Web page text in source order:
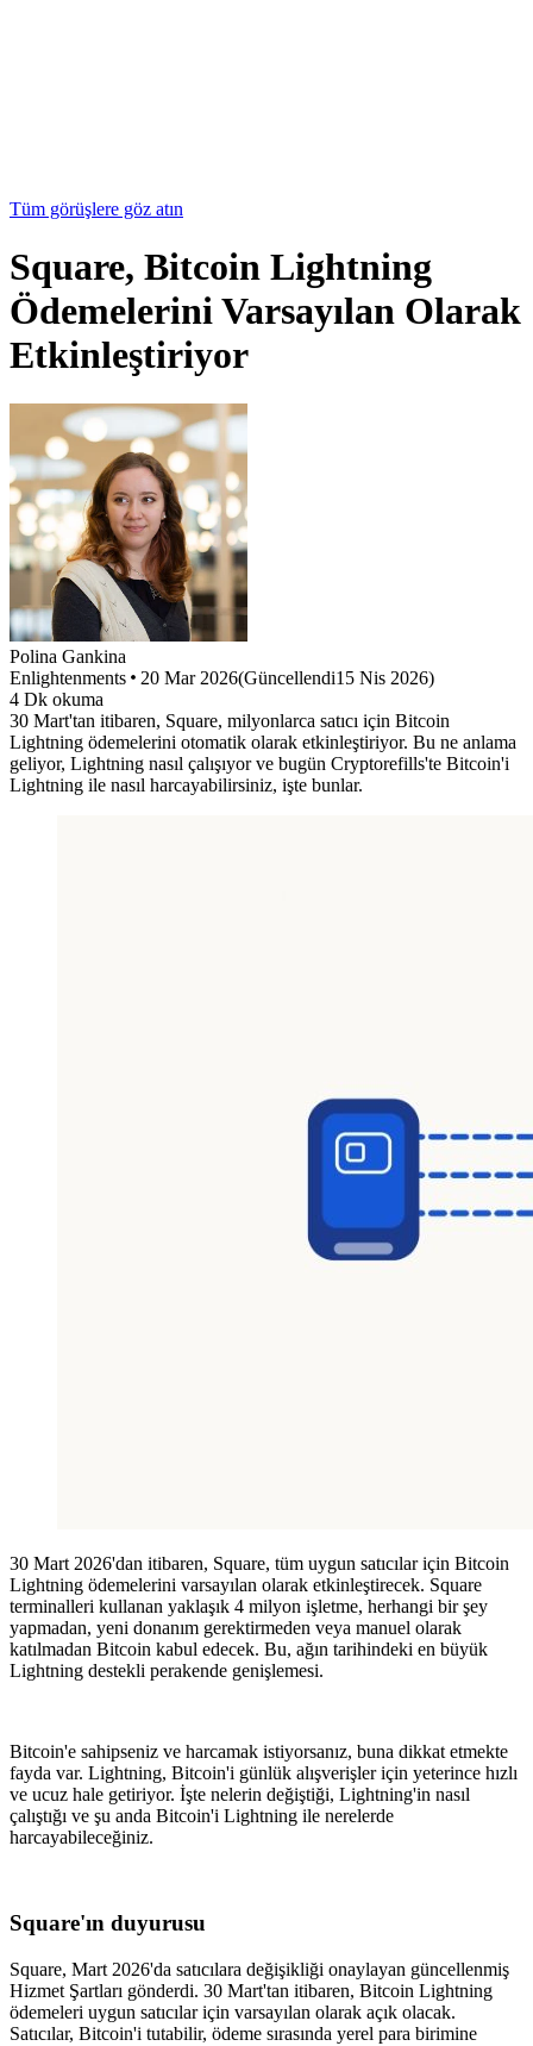
Tüm görüşlere göz atın
Square, Bitcoin Lightning
Ödemelerini Varsayılan Olarak
Etkinleştiriyor
Polina Gankina
Enlightenments
20 Mar 2026(Güncellendi15 Nis 2026)
4 Dk okuma
30 Mart'tan itibaren, Square, milyonlarca satıcı için Bitcoin
Lightning ödemelerini otomatik olarak etkinleştiriyor. Bu ne anlama
geliyor, Lightning nasıl çalışıyor ve bugün Cryptorefills'te Bitcoin'i
Lightning ile nasıl harcayabilirsiniz, işte bunlar.
30 Mart 2026'dan itibaren, Square, tüm uygun satıcılar için Bitcoin
Lightning ödemelerini varsayılan olarak etkinleştirecek. Square
terminalleri kullanan yaklaşık 4 milyon işletme, herhangi bir şey
yapmadan, yeni donanım gerektirmeden veya manuel olarak
katılmadan Bitcoin kabul edecek. Bu, ağın tarihindeki en büyük
Lightning destekli perakende genişlemesi.
Bitcoin'e sahipseniz ve harcamak istiyorsanız, buna dikkat etmekte
fayda var. Lightning, Bitcoin'i günlük alışverişler için yeterince hızlı
ve ucuz hale getiriyor. İşte nelerin değiştiği, Lightning'in nasıl
çalıştığı ve şu anda Bitcoin'i Lightning ile nerelerde
harcayabileceğiniz.
Square'ın duyurusu
Square, Mart 2026'da satıcılara değişikliği onaylayan güncellenmiş
Hizmet Şartları gönderdi. 30 Mart'tan itibaren, Bitcoin Lightning
ödemeleri uygun satıcılar için varsayılan olarak açık olacak.
Satıcılar, Bitcoin'i tutabilir, ödeme sırasında yerel para birimine